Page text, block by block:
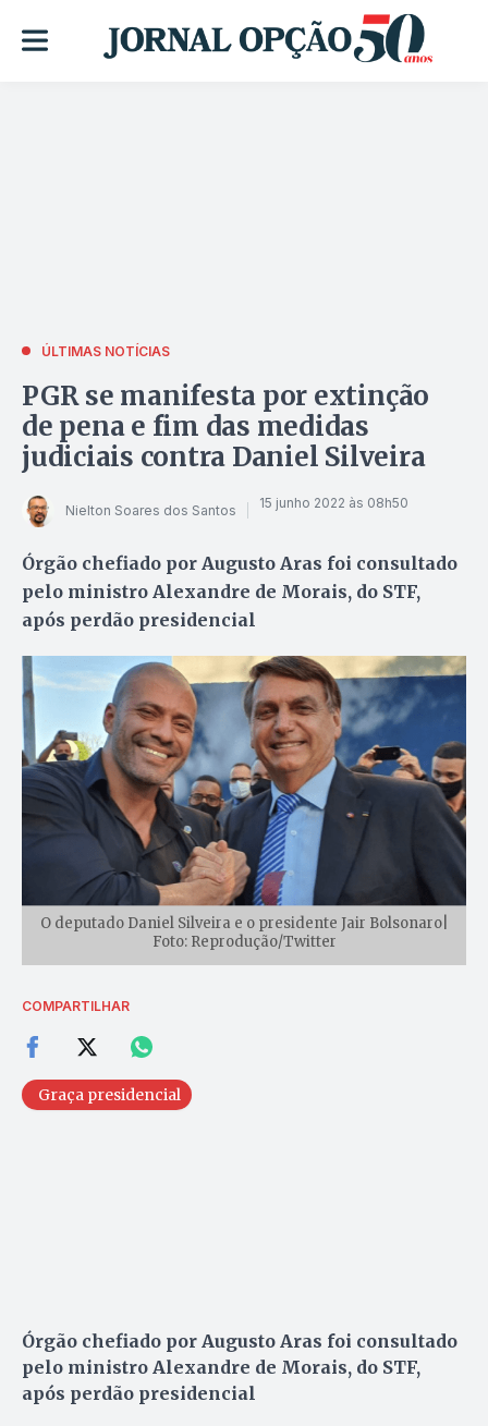
ÚLTIMAS NOTÍCIAS
PGR se manifesta por extinção
de pena e fim das medidas
judiciais contra Daniel Silveira
Nielton Soares dos Santos 15 junho 2022 às 08h50
Órgão chefiado por Augusto Aras foi consultado
pelo ministro Alexandre de Morais, do STF,
após perdão presidencial
O deputado Daniel Silveira e o presidente Jair Bolsonaro|
Foto: Reprodução/Twitter
COMPARTILHAR
Graça presidencial
Órgão chefiado por Augusto Aras foi consultado
pelo ministro Alexandre de Morais, do STF,
após perdão presidencial